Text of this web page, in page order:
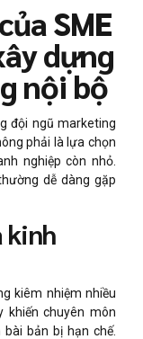
SME
dựng
nội bộ
đội ngũ marketing
phải là lựa chọn
nghiệp còn nhỏ.
dễ dàng gặp
kinh
kiêm nhiệm nhiều
khiến chuyên môn
bản bị hạn chế.